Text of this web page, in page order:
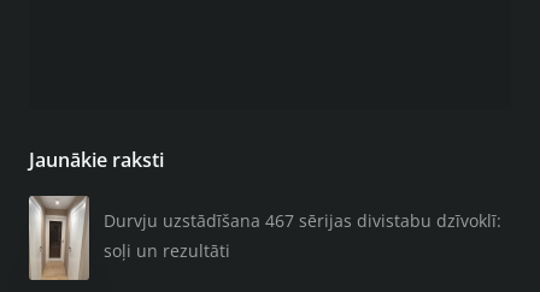
Jaunākie raksti
Durvju uzstādīšana 467 sērijas divistabu dzīvoklī:
soļi un rezultāti